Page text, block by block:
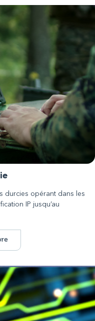
durcies opérant dans les
IP jusqu’au